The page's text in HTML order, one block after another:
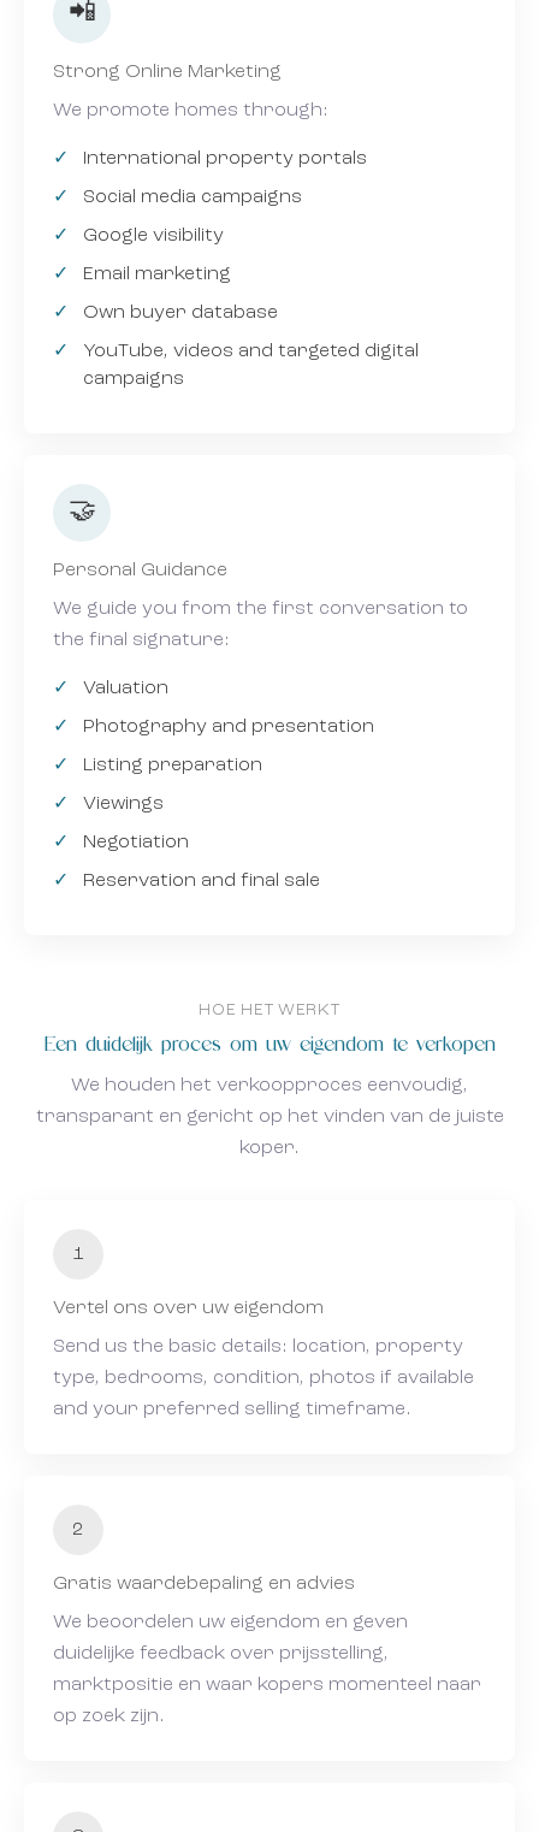
achter en binnen de 24u nemen wij contact met u
op. Samen starten we uw zoektocht naar uw
droomwoning in Spanje.
achter en binnen de 24u nemen wij contact met u
op. Samen starten we uw zoektocht naar uw
droomwoning in Spanje.
📲
Strong Online Marketing
We promote homes through:
International property portals
Social media campaigns
Google visibility
Email marketing
Own buyer database
YouTube, videos and targeted digital
campaigns
🤝
Personal Guidance
We guide you from the first conversation to
the final signature:
Valuation
Photography and presentation
Listing preparation
Viewings
Negotiation
Reservation and final sale
HOE HET WERKT
Een duidelijk proces om uw eigendom te verkopen
We houden het verkoopproces eenvoudig,
transparant en gericht op het vinden van de juiste
koper.
1
Vertel ons over uw eigendom
Send us the basic details: location, property
type, bedrooms, condition, photos if available
and your preferred selling timeframe.
2
Gratis waardebepaling en advies
We beoordelen uw eigendom en geven
duidelijke feedback over prijsstelling,
marktpositie en waar kopers momenteel naar
op zoek zijn.